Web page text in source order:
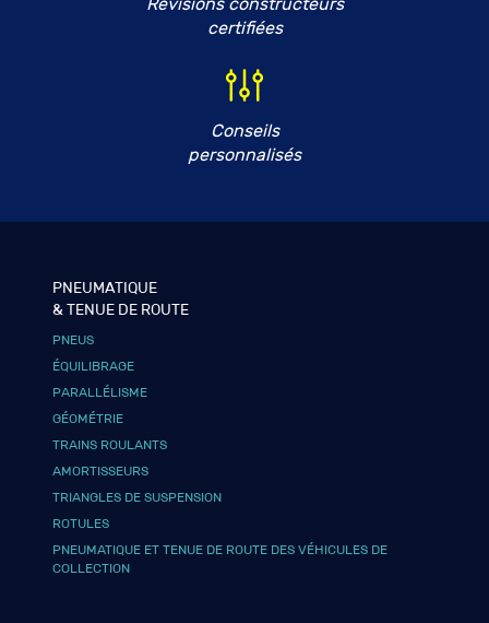
certifiées
Conseils
personnalisés
PNEUMATIQUE
& TENUE DE ROUTE
PNEUS
ÉQUILIBRAGE
PARALLÉLISME
GÉOMÉTRIE
TRAINS ROULANTS
AMORTISSEURS
TRIANGLES DE SUSPENSION
ROTULES
PNEUMATIQUE ET TENUE DE ROUTE DES VÉHICULES DE
COLLECTION